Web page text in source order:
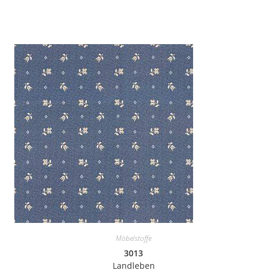
Möbelstoffe
3013
Landleben